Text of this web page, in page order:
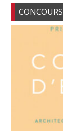
CONCOURS